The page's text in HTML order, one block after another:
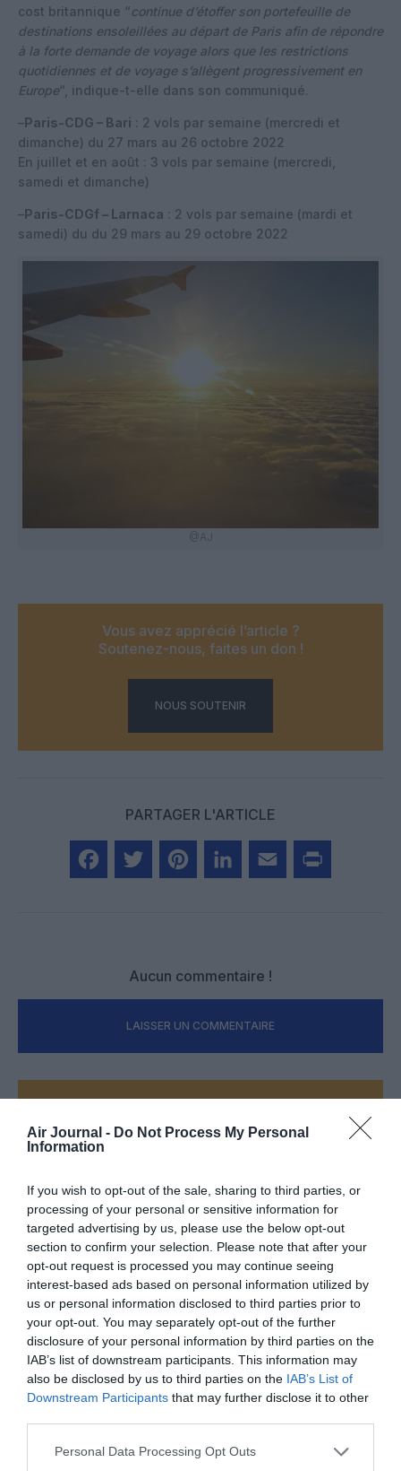
Air Journal - Do Not Process My Personal
Information
If you wish to opt-out of the sale, sharing to third parties, or
processing of your personal or sensitive information for
targeted advertising by us, please use the below opt-out
section to confirm your selection. Please note that after your
opt-out request is processed you may continue seeing
interest-based ads based on personal information utilized by
us or personal information disclosed to third parties prior to
your opt-out. You may separately opt-out of the further
disclosure of your personal information by third parties on the
IAB’s list of downstream participants. This information may
also be disclosed by us to third parties on the IAB’s List of
Downstream Participants that may further disclose it to other
Personal Data Processing Opt Outs
cost britannique “continue d’étoffer son portefeuille de
destinations ensoleillées au départ de Paris afin de répondre
à la forte demande de voyage alors que les restrictions
quotidiennes et de voyage s’allègent progressivement en
Europe“, indique-t-elle dans son communiqué.
–Paris-CDG – Bari : 2 vols par semaine (mercredi et
dimanche) du 27 mars au 26 octobre 2022
En juillet et en août : 3 vols par semaine (mercredi,
samedi et dimanche)
–Paris-CDGf – Larnaca : 2 vols par semaine (mardi et
samedi) du du 29 mars au 29 octobre 2022
@AJ
Vous avez apprécié l’article ?
Soutenez-nous, faites un don !
NOUS SOUTENIR
PARTAGER L'ARTICLE
Aucun commentaire !
LAISSER UN COMMENTAIRE
développement !
NOUS SOUTENIR